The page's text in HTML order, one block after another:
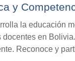
y
la educación
en
Reconoce y